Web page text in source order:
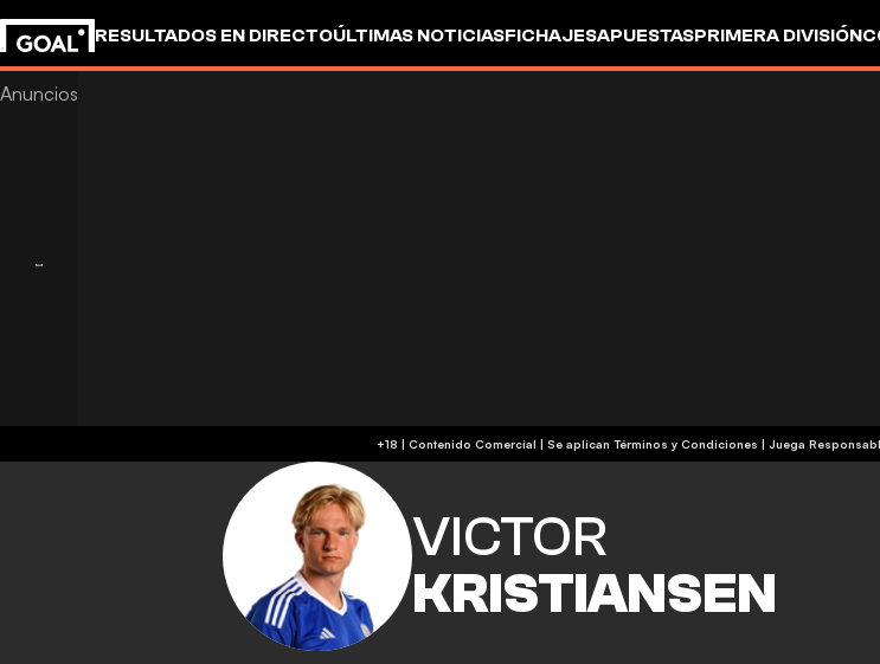
RESULTADOS EN DIRECTOÚLTIMAS NOTICIASFICHAJESAPUESTASPRIMERA DIVISIÓN
+18 | Contenido Comercial | Se aplican Términos y Condiciones | Juega
VICTOR
KRISTIANSEN